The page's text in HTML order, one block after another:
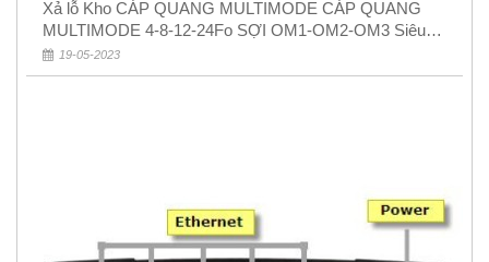
Xả lỗ Kho CÁP QUANG MULTIMODE CÁP QUANG
MULTIMODE 4-8-12-24Fo SỢI OM1-OM2-OM3 Siêu
Rẻ 5k
19-05-2023